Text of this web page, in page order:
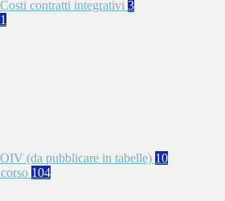
Costi contratti integrativi 3
OIV (da pubblicare in tabelle) 10
104